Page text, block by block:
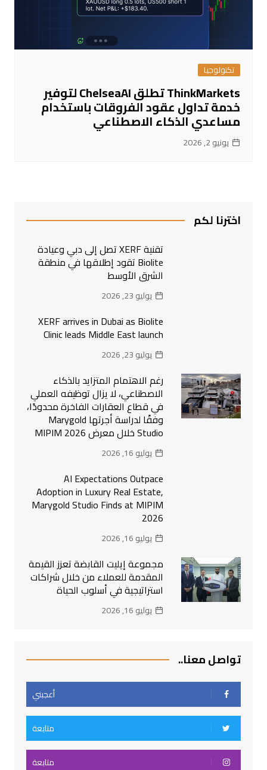
تكنولوجيا
ThinkMarkets تطلق ChelseaAI لتوفير
خدمة تداول عقود الفروقات باستخدام
مساعدي الذكاء الاصطناعي
يونيو 2, 2026
اخترنا لكم
تقنية XERF تصل إلى دبي وعيادة
Biolite تقود إطلاقها في منطقة
الشرق الأوسط
يوليو 23, 2026
XERF arrives in Dubai as Biolite
Clinic leads Middle East launch
يوليو 23, 2026
رغم الاهتمام المتزايد بالذكاء
الاصطناعي، لا يزال توظيفه العملي
في قطاع العقارات الفاخرة محدودًا،
وفقًا لدراسة أجرتها Marygold
Studio خلال معرض MIPIM 2026
يوليو 16, 2026
AI Expectations Outpace
Adoption in Luxury Real Estate,
Marygold Studio Finds at MIPIM
2026
يوليو 16, 2026
مجموعة إيليت القابضة تعزز القيمة
المقدمة للعملاء من خلال شراكات
استراتيجية في أسلوب الحياة
يوليو 16, 2026
تواصل معنا..
أعجبني
متابعة
متابعة